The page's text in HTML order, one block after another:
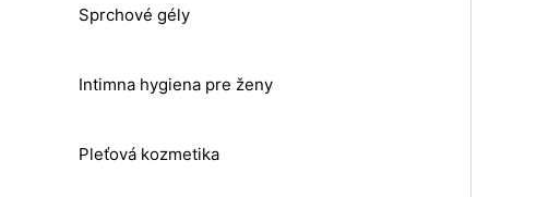
Sprchové gély
Intimna hygiena pre ženy
Pleťová kozmetika